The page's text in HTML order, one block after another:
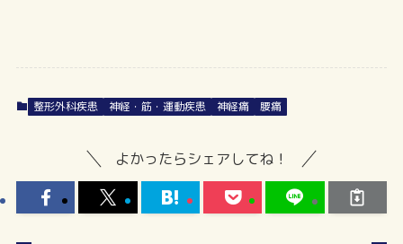
整形外科疾患 神経・筋・運動疾患 神経痛 腰痛
よかったらシェアしてね！